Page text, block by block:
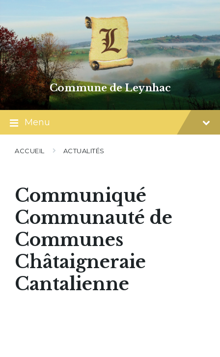
content
main
navigation
footer
Commune de Leynhac
Menu
ACCUEIL ACTUALITÉS
Communiqué
Communauté de
Communes
Châtaigneraie
Cantalienne